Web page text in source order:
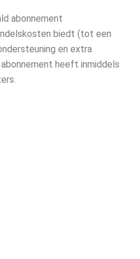
abonnement
biedt (tot een
en extra
heeft inmiddels